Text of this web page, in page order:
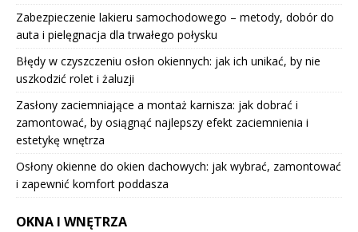
Zabezpieczenie lakieru samochodowego – metody, dobór do
auta i pielęgnacja dla trwałego połysku
Błędy w czyszczeniu osłon okiennych: jak ich unikać, by nie
uszkodzić rolet i żaluzji
Zasłony zaciemniające a montaż karnisza: jak dobrać i
zamontować, by osiągnąć najlepszy efekt zaciemnienia i
estetykę wnętrza
Osłony okienne do okien dachowych: jak wybrać, zamontować
i zapewnić komfort poddasza
OKNA I WNĘTRZA